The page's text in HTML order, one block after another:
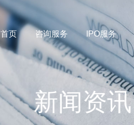
首页 咨询服务 IPO服务